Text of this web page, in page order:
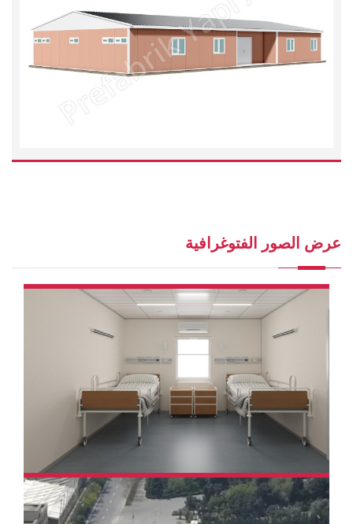
عرض الصور الفتوغرافية